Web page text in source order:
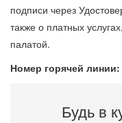
подписи через
также о платных
палатой.
Номер горячей линии:
Будь в